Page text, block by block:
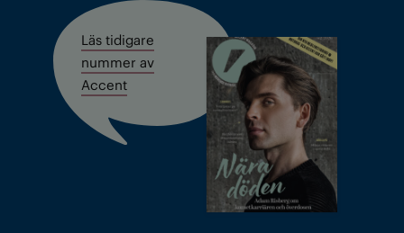
Läs tidigare
nummer av
Accent